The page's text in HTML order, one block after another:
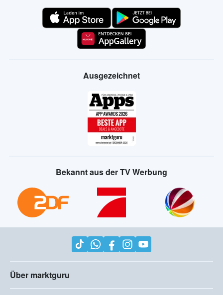
Ausgezeichnet
Bekannt aus der TV Werbung
Über marktguru